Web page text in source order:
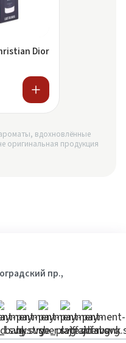
Dior
вдохновлённые
оригинальная продукция
пр.,